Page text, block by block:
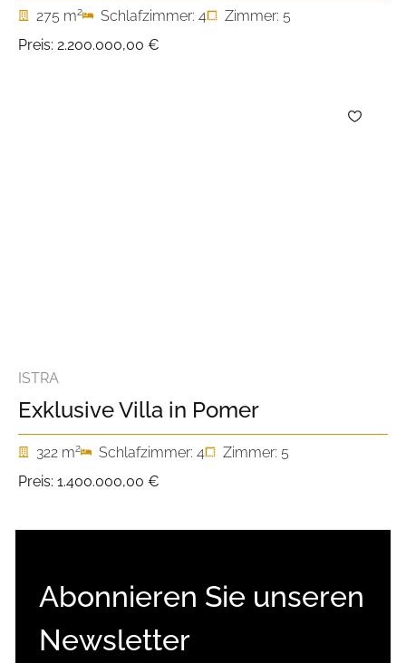
275 m2 Schlafzimmer: 4
Zimmer: 5
Preis: 2.200.000,00 €
ISTRA
Exklusive Villa in Pomer
322 m2 Schlafzimmer: 4
Zimmer: 5
Preis: 1.400.000,00 €
Abonnieren Sie unseren
Newsletter